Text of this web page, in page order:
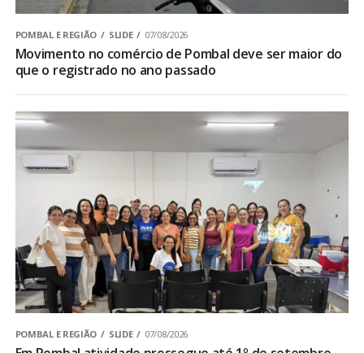
POMBAL E REGIÃO SLIDE 07/08/2026
Movimento no comércio de Pombal deve ser maior do
que o registrado no ano passado
POMBAL E REGIÃO SLIDE 07/08/2026